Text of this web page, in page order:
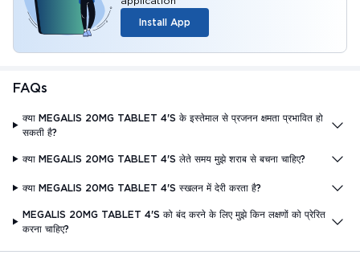
Install App
FAQs
क्या MEGALIS 20MG TABLET 4'S के इस्तेमाल से प्रजनन क्षमता प्रभावित हो
सकती है?
क्या MEGALIS 20MG TABLET 4'S लेते समय मुझे शराब से बचना चाहिए?
क्या MEGALIS 20MG TABLET 4'S स्खलन में देरी करता है?
MEGALIS 20MG TABLET 4'S को बंद करने के लिए मुझे किन लक्षणों को प्रेरित
करना चाहिए?